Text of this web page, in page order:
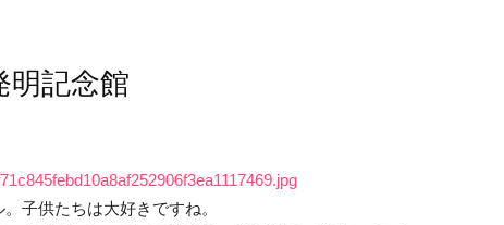
明記念館
子供たちは大好きですね。